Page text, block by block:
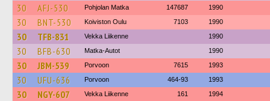
30 AFJ-530 Pohjolan Matka 147687 1990
30 BNT-530 Koiviston Oulu 7103 1990
30 TFB-831 Vekka Liikenne 1990
30 BFB-630 Matka-Autot 1990
30 JBM-539 Porvoon 7615 1993
30 UFU-636 Porvoon 464-93 1993
30 NGY-607 Vekka Liikenne 161 1994